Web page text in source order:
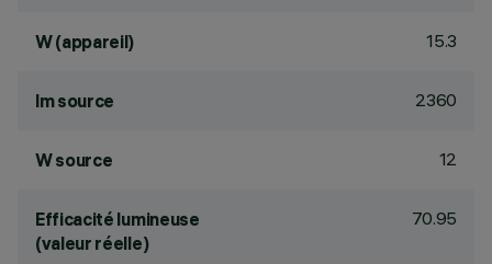
W (appareil) 15.3
lm source 2360
W source 12
Efficacité lumineuse
(valeur réelle)
70.95